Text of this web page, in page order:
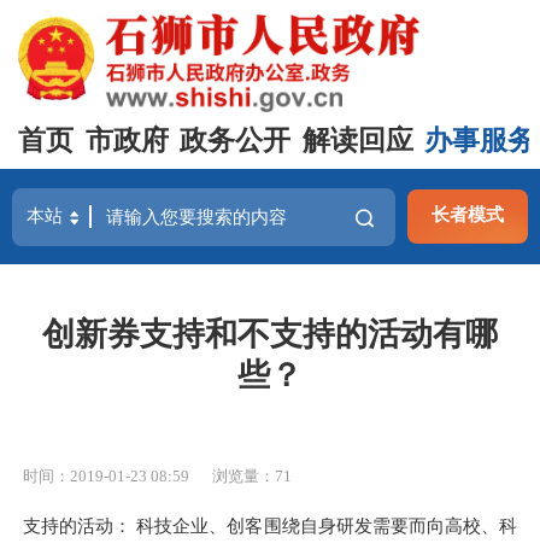
首页 市政府 政务公开 解读回应 办事服务
长者模式
创新券支持和不支持的活动有哪
些？
时间：2019-01-23 08:59 浏览量： 71
支持的活动： 科技企业、创客围绕自身研发需要而向高校、科